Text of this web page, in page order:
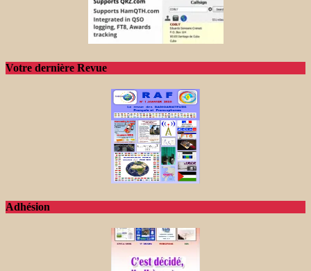
Votre dernière Revue
Adhésion